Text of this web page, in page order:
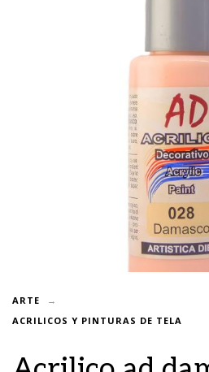
ARTE
ACRILICOS Y PINTURAS DE TELA